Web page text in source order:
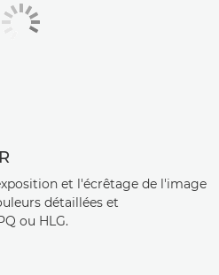
et l'écrêtage de l'image
détaillées et
ou HLG.